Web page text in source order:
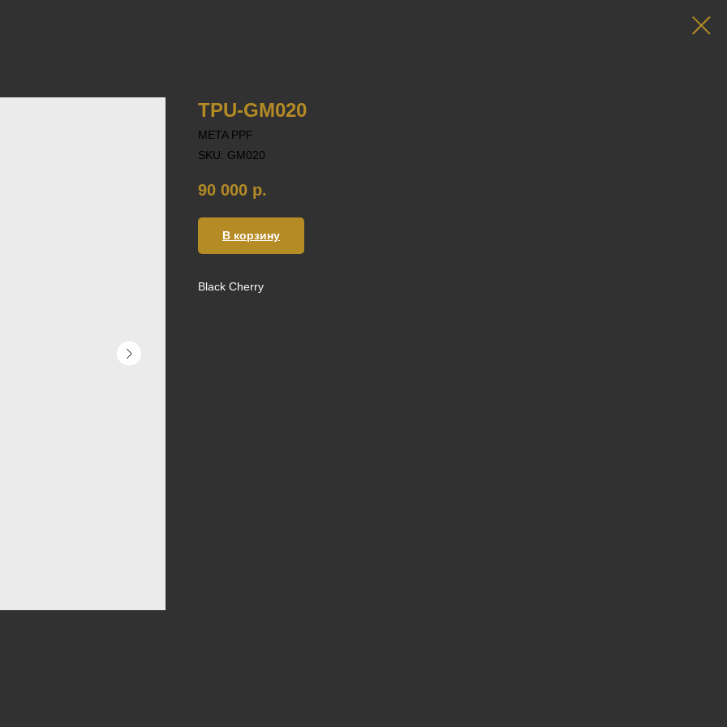
TPU-GM020
META PPF
SKU: GM020
90 000 р.
В корзину
Black Cherry